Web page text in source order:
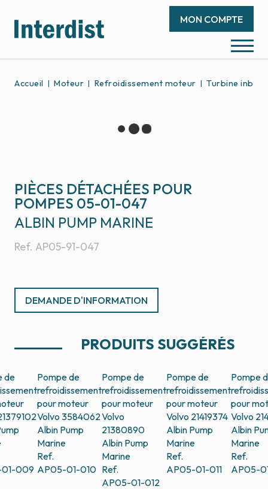
MON COMPTE
Accueil Moteur Refroidissement moteur Turbine
PIÈCES DÉTACHÉES POUR
POMPES 05-01-047
Ref. AP05-91-047
ALBIN PUMP MARINE
DEMANDE D'INFORMATION
PRODUITS SUGGÉRÉS
de
009
Pompe de
refroidissement
pour moteur
Volvo 3584062
Albin Pump
Marine
Ref.
AP05-01-010
Pompe de
refroidissement
pour moteur
Volvo
21380890
Albin Pump
Marine
Ref.
AP05-01-012
Pompe de
refroidissement
pour moteur
Volvo 21419374
Albin Pump
Marine
Ref.
AP05-01-011
Pompe
pour
Volvo
Albin
Marine
Ref.
AP05-